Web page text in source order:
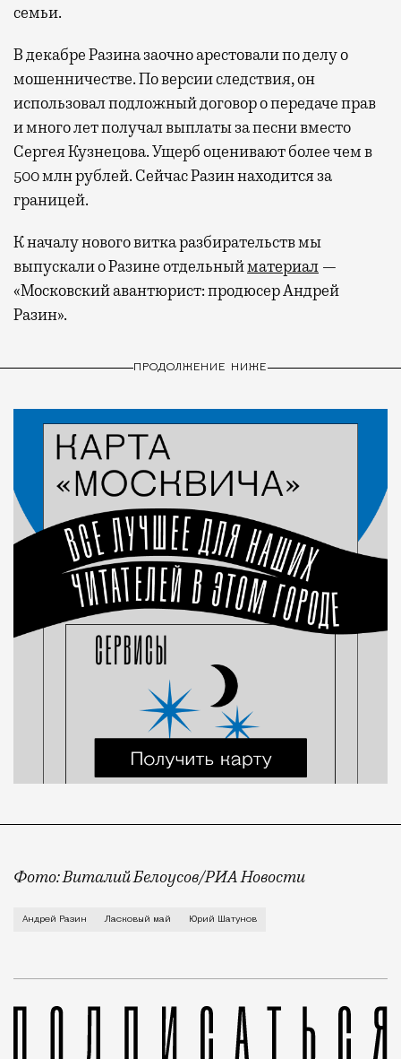
семьи.
В декабре Разина заочно арестовали по делу о
мошенничестве. По версии следствия, он
использовал подложный договор о передаче прав
и много лет получал выплаты за песни вместо
Сергея Кузнецова. Ущерб оценивают более чем в
500 млн рублей. Сейчас Разин находится за
границей.
К началу нового витка разбирательств мы
выпускали о Разине отдельныйматериал —
«Московский авантюрист: продюсер Андрей
Разин».
ПРОДОЛЖЕНИЕ НИЖЕ
Фото: Виталий Белоусов/РИА Новости
Краснодарский краевой суд отменил решение
Андрей Разин Ласковый май Юрий Шатунов